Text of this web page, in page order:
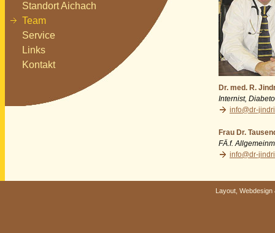
Standort Aichach
Team
Service
Links
Kontakt
Dr. med. R.
Internist,
info@dr-
Frau Dr.
FÄ.f.
info@dr-
Layout,